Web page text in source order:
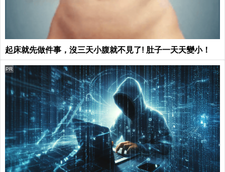
起床就先做件事，沒三天小腹就不見了! 肚子一天天變小！
PR